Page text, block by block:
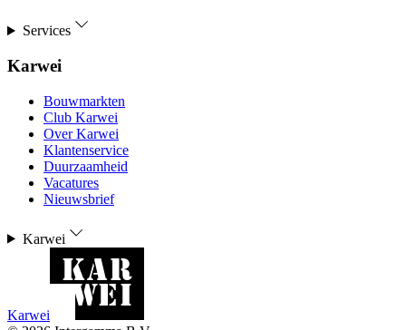
Services
Karwei
Bouwmarkten
Club Karwei
Over Karwei
Klantenservice
Duurzaamheid
Vacatures
Nieuwsbrief
Karwei
Karwei